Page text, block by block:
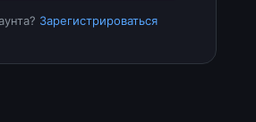
Зарегистрироваться